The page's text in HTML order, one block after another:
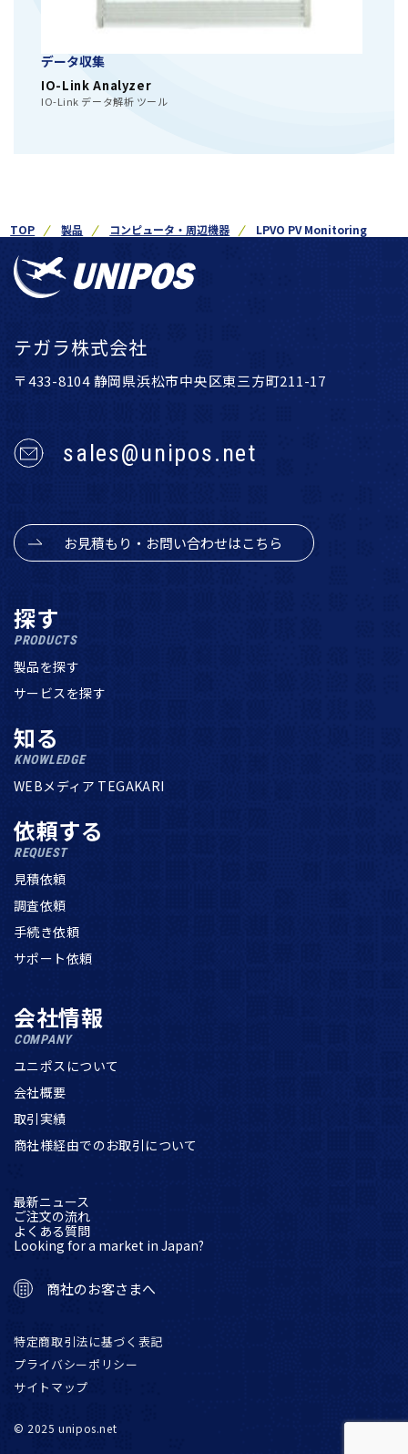
データ収集
IO-Link Analyzer
IO-Link データ解析 ツール
TOP 製品 コンピュータ・周辺機器 LPVO PV Monitoring
テガラ株式会社
〒433-8104 静岡県浜松市中央区東三方町211-17
sales@unipos.net
お見積もり・お問い合わせはこちら
探す
PRODUCTS
製品を探す
サービスを探す
知る
KNOWLEDGE
WEBメディア TEGAKARI
依頼する
REQUEST
見積依頼
調査依頼
手続き依頼
サポート依頼
会社情報
COMPANY
ユニポスについて
会社概要
取引実績
商社様経由でのお取引について
最新ニュース
ご注文の流れ
よくある質問
Looking for a market in Japan?
商社のお客さまへ
© 2025 unipos.net
特定商取引法に基づく表記
プライバシーポリシー
サイトマップ